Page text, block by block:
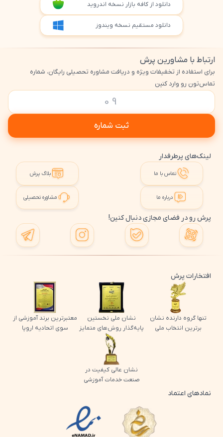
دانلود از کافه بازار نسخه اندروید
دانلود مستقیم نسخه ویندوز
ارتباط با مشاورین پرش
برای استفاده از تخفیفات ویژه و دریافت مشاوره تحصیلی رایگان، شماره
تماس‌تون رو وارد کنین
ثبت شماره
لینک‌های پرطرفدار
تماس با ما بلاگ پرش
درباره ما مشاوره تحصیلی
پرش رو در فضای مجازی دنبال کنین!
افتخارات پرش
تنها گروه دارنده نشان
برترین انتخاب ملی
نشان ملی نخستین
پایه‌گذار روش‌های متمایز
معتبرترین برند آموزشی از
سوی اتحادیه اروپا
نشان عالی کیفیت در
صنعت خدمات آموزشی
نمادهای اعتماد
لوگو اینماد پرش